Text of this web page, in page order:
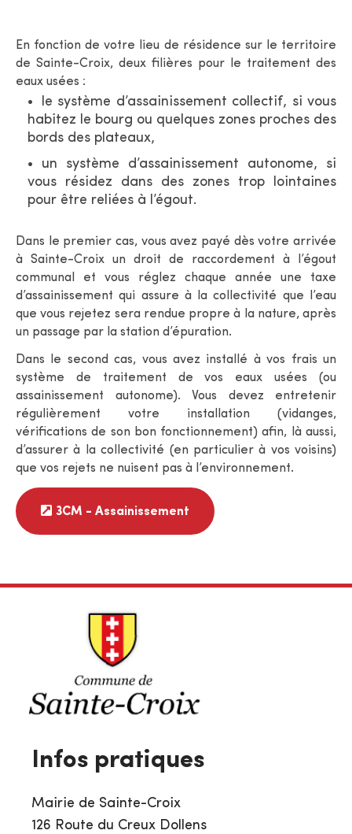
En fonction de votre lieu de résidence sur le territoire
de Sainte-Croix, deux filières pour le traitement des
eaux usées :
le système d’assainissement collectif, si vous
habitez le bourg ou quelques zones proches des
bords des plateaux,
un système d’assainissement autonome, si
vous résidez dans des zones trop lointaines
pour être reliées à l’égout.
Dans le premier cas, vous avez payé dès votre arrivée
à Sainte-Croix un droit de raccordement à l’égout
communal et vous réglez chaque année une taxe
d’assainissement qui assure à la collectivité que l’eau
que vous rejetez sera rendue propre à la nature, après
un passage par la station d’épuration.
Dans le second cas, vous avez installé à vos frais un
système de traitement de vos eaux usées (ou
assainissement autonome). Vous devez entretenir
régulièrement votre installation (vidanges,
vérifications de son bon fonctionnement) afin, là aussi,
d’assurer à la collectivité (en particulier à vos voisins)
que vos rejets ne nuisent pas à l’environnement.
3CM - Assainissement
Infos pratiques
Mairie de Sainte-Croix
126 Route du Creux Dollens